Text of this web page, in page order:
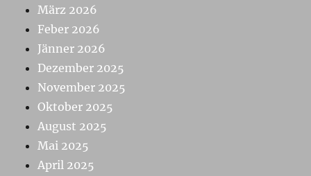
März 2026
Feber 2026
Jänner 2026
Dezember 2025
November 2025
Oktober 2025
August 2025
Mai 2025
April 2025